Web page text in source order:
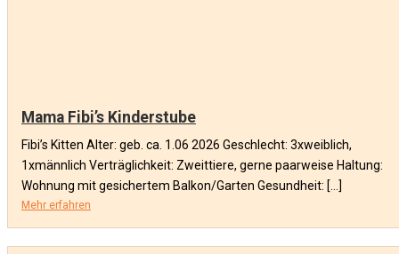
Mama Fibi’s Kinderstube
Fibi’s Kitten Alter: geb. ca. 1.06 2026 Geschlecht: 3xweiblich,
1xmännlich Verträglichkeit: Zweittiere, gerne paarweise Haltung:
Wohnung mit gesichertem Balkon/Garten Gesundheit: […]
Mehr erfahren